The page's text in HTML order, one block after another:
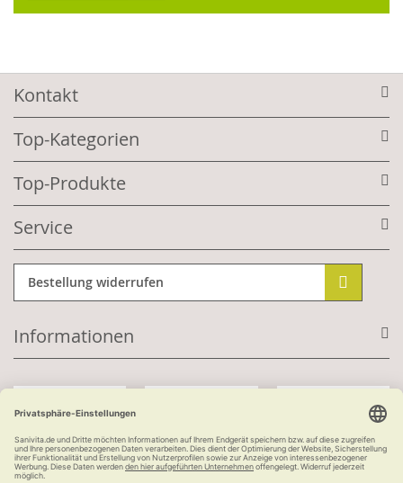
Kontakt
Top-Kategorien
Top-Produkte
Service
Bestellung widerrufen
Informationen